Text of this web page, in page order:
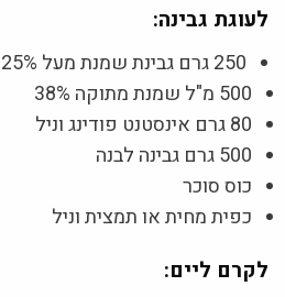
לעוגת גבינה:
250 גרם גבינת שמנת מעל 25%
500 מ"ל שמנת מתוקה 38%
80 גרם אינסטנט פודינג וניל
500 גרם גבינה לבנה
כוס סוכר
כפית מחית או תמצית וניל
לקרם ליים: